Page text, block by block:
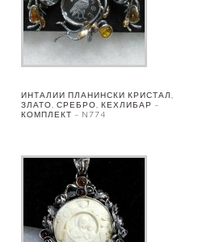
ИНТАЛИИ ПЛАНИНСКИ КРИСТАЛ,
ЗЛАТО, СРЕБРО, КЕХЛИБАР –
КОМПЛЕКТ – N774